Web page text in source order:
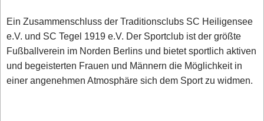
Ein Zusammenschluss der Traditionsclubs SC Heiligensee
e.V. und SC Tegel 1919 e.V. Der Sportclub ist der größte
Fußballverein im Norden Berlins und bietet sportlich aktiven
und begeisterten Frauen und Männern die Möglichkeit in
einer angenehmen Atmosphäre sich dem Sport zu widmen.